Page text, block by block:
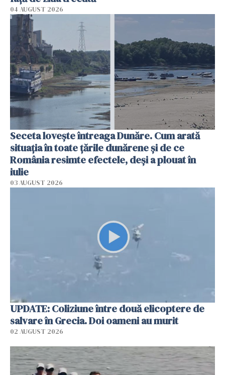
04 AUGUST 2026
Seceta lovește întreaga Dunăre. Cum arată
situația în toate țările dunărene și de ce
România resimte efectele, deși a plouat în
iulie
03 AUGUST 2026
UPDATE: Coliziune între două elicoptere de
salvare în Grecia. Doi oameni au murit
02 AUGUST 2026